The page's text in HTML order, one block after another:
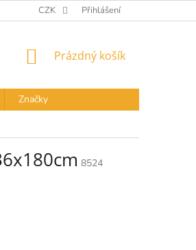
A PLATBA PODMÍNKY OCHRANY
CZK Přihlášení
NÁKUPNÍ
Prázdný košík
Značky
8524